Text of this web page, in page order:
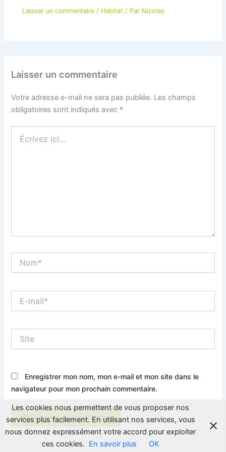
Laisser un commentaire / Habitat / Par Nicolas
Laisser un commentaire
Votre adresse e-mail ne sera pas publiée. Les champs
obligatoires sont indiqués avec *
ici…
mail*
Enregistrer mon nom, mon e-mail et mon site dans le
navigateur pour mon prochain commentaire.
Les cookies nous permettent de vous proposer nos
services plus facilement. En utilisant nos services, vous
nous donnez expressément votre accord pour exploiter
ces cookies. En savoir plus OK